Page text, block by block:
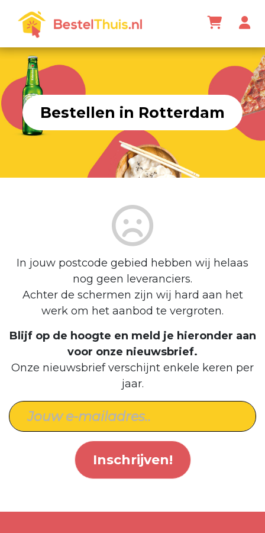
Bestellen in Rotterdam
In jouw postcode gebied hebben wij helaas
nog geen leveranciers.
Achter de schermen zijn wij hard aan het
werk om het aanbod te vergroten.
Blijf op de hoogte en meld je hieronder aan
voor onze nieuwsbrief.
Onze nieuwsbrief verschijnt enkele keren per
jaar.
Inschrijven!